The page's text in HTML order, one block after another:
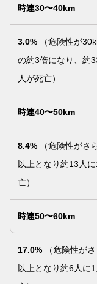
時速30〜40km
3.0% （危険性が
の約3倍になり、約
人が死亡）
時速40〜50km
8.4% （危険性がさ
以上となり約13人
亡）
時速50〜60km
17.0% （危険性が
以上となり約6人に